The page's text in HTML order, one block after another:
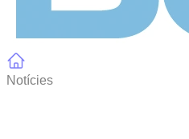
Notícies